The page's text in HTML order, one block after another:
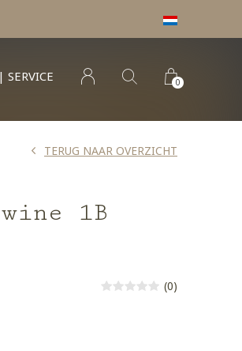
0
1B
TERUG NAAR OVERZICHT
(0)